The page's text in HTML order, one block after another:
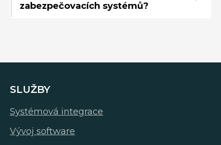
zabezpečovacích systémů?
SLUŽBY
Systémová integrace
Vývoj software